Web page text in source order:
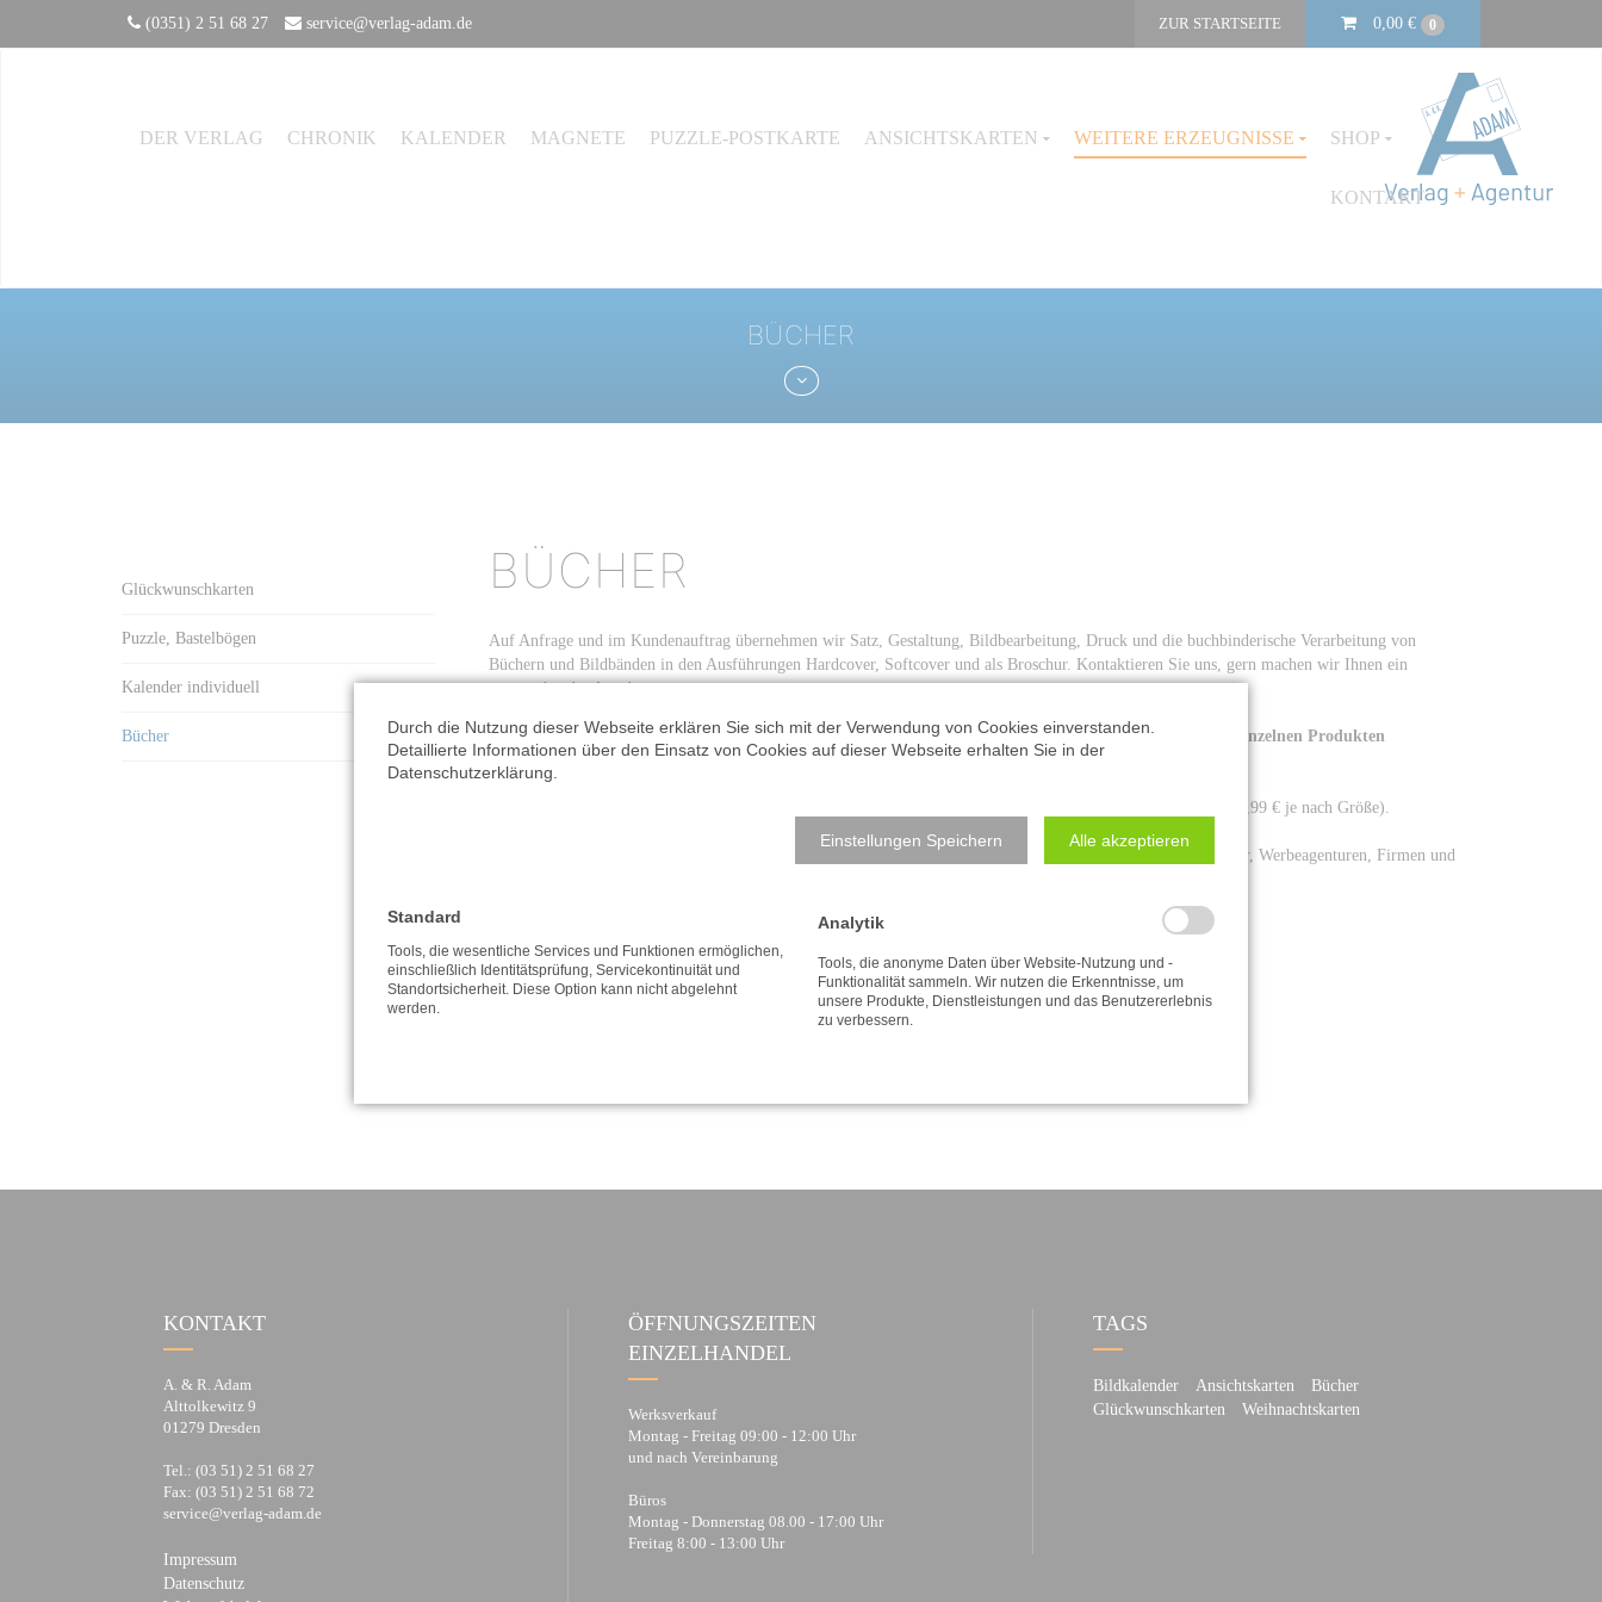
(0351) 2 51 68 27 service@verlag-adam.de 0,00 € 0
ZUR STARTSEITE
DER VERLAG CHRONIK KALENDER MAGNETE PUZZLE-POSTKARTE ANSICHTSKARTEN WEITERE ERZEUGNISSE SHOP
KONTAKT
BÜCHER
Glückwunschkarten
Puzzle, Bastelbögen
Kalender individuell
Bücher
BÜCHER
Auf Anfrage und im Kundenauftrag übernehmen wir Satz, Gestaltung, Bildbearbeitung, Druck und die buchbinderische Verarbeitung von
Büchern und Bildbänden in den Ausführungen Hardcover, Softcover und als Broschur. Kontaktieren Sie uns, gern machen wir Ihnen ein
entsprechendes Angebot.
Bitte beachten Sie, dass wirBestellungen (über das Formular "Produktanfrage" - welches Sie neben den einzelnen Produkten
finden)nur mit vollständig ausgefüllter Anschrift ect. bearbeiten können!
*Die Aufträge werden i. d. R. zum aktuellen Tarif über die Deutsche Post bzw. DPD versendet (zw. 1,75 € bis 7,99 € je nach Größe).
Alle oben genannten Preise sind Ladenverkaufspreise! Versandkosten sind zuzüglich. Einzelhändler, Großhändler, Werbeagenturen, Firmen und
KONTAKT
A. & R. Adam
Alttolkewitz 9
01279 Dresden
Tel.: (03 51) 2 51 68 27
Fax: (03 51) 2 51 68 72
service@verlag-adam.de
Impressum
Datenschutz
ÖFFNUNGSZEITEN
EINZELHANDEL
Werksverkauf
Montag - Freitag 09:00 - 12:00 Uhr
und nach Vereinbarung
Büros
Montag - Donnerstag 08.00 - 17:00 Uhr
Freitag 8:00 - 13:00 Uhr
TAGS
Bildkalender Ansichtskarten
Bücher
Glückwunschkarten
Weihnachtskarten
Durch die Nutzung dieser Webseite erklären Sie sich mit der Verwendung von Cookies einverstanden.
Detaillierte Informationen über den Einsatz von Cookies auf dieser Webseite erhalten Sie in der
Datenschutzerklärung.
Einstellungen Speichern Alle akzeptieren
Standard
Tools, die wesentliche Services und Funktionen ermöglichen,
einschließlich Identitätsprüfung, Servicekontinuität und
Standortsicherheit. Diese Option kann nicht abgelehnt
werden.
Analytik
Tools, die anonyme Daten über Website-Nutzung und -
Funktionalität sammeln. Wir nutzen die Erkenntnisse, um
unsere Produkte, Dienstleistungen und das Benutzererlebnis
zu verbessern.